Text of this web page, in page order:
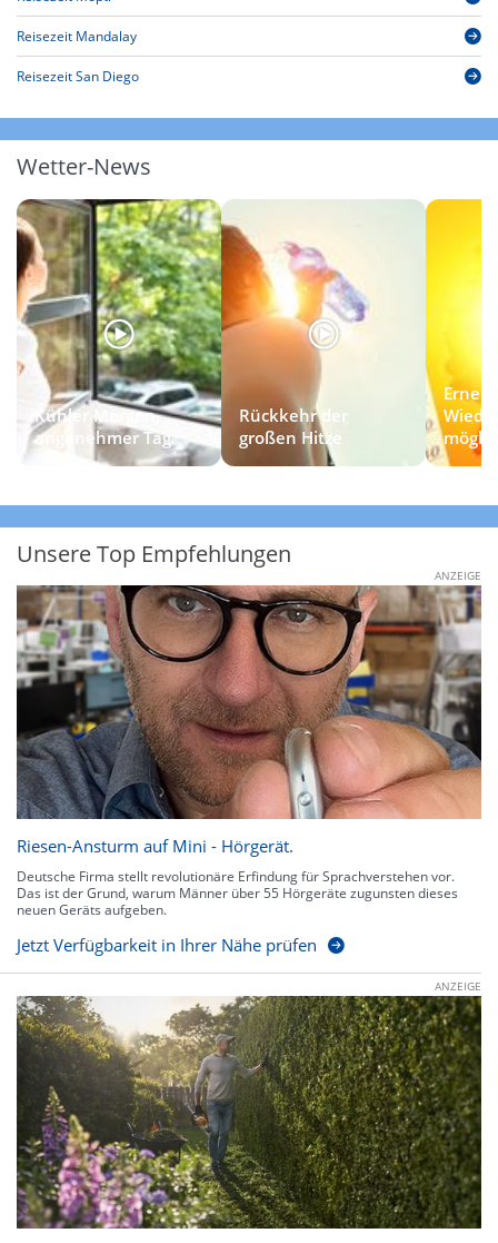
Reisezeit Mandalay
Reisezeit San Diego
Wetter-News
Kühler Morgen,
angenehmer Tag
Rückkehr der
großen Hitze
Unsere Top Empfehlungen
ANZEIGE
Riesen-Ansturm auf Mini - Hörgerät.
Deutsche Firma stellt revolutionäre Erfindung für Sprachverstehen vor.
Das ist der Grund, warum Männer über 55 Hörgeräte zugunsten dieses
neuen Geräts aufgeben.
Jetzt Verfügbarkeit in Ihrer Nähe prüfen
ANZEIGE